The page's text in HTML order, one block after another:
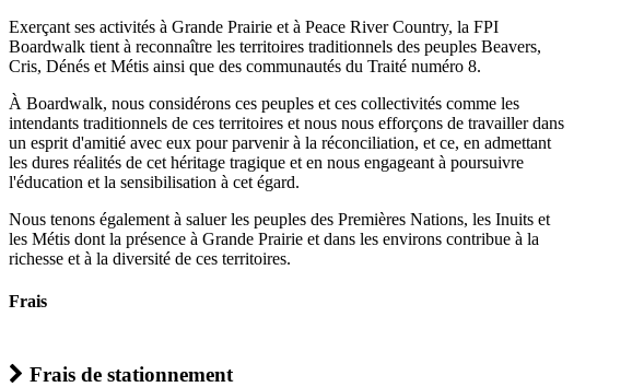
Exerçant ses activités à Grande Prairie et à Peace River Country, la FPI
Boardwalk tient à reconnaître les territoires traditionnels des peuples Beavers,
Cris, Dénés et Métis ainsi que des communautés du Traité numéro 8.
À Boardwalk, nous considérons ces peuples et ces collectivités comme les
intendants traditionnels de ces territoires et nous nous efforçons de travailler dans
un esprit d'amitié avec eux pour parvenir à la réconciliation, et ce, en admettant
les dures réalités de cet héritage tragique et en nous engageant à poursuivre
l'éducation et la sensibilisation à cet égard.
Nous tenons également à saluer les peuples des Premières Nations, les Inuits et
les Métis dont la présence à Grande Prairie et dans les environs contribue à la
richesse et à la diversité de ces territoires.
Frais
Frais de stationnement